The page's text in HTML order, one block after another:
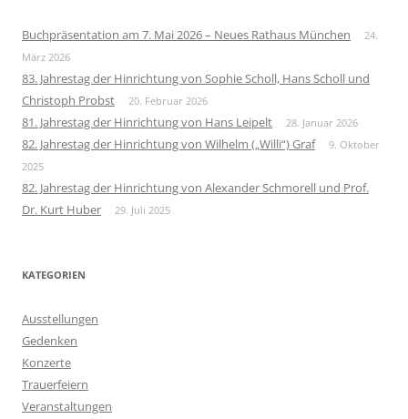
Buchpräsentation am 7. Mai 2026 – Neues Rathaus München
24.
März 2026
83. Jahrestag der Hinrichtung von Sophie Scholl, Hans Scholl und
Christoph Probst
20. Februar 2026
81. Jahrestag der Hinrichtung von Hans Leipelt 28. Januar 2026
82. Jahrestag der Hinrichtung von Wilhelm („Willi“) Graf
9. Oktober
2025
82. Jahrestag der Hinrichtung von Alexander Schmorell und Prof.
Dr. Kurt Huber
29. Juli 2025
KATEGORIEN
Ausstellungen
Gedenken
Konzerte
Trauerfeiern
Veranstaltungen